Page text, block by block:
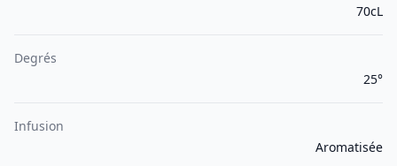
70cL
Degrés
25°
Infusion
Aromatisée